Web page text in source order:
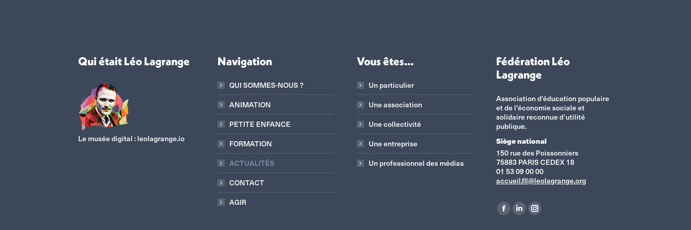
Qui était Léo Lagrange
Le musée digital : leolagrange.io
Navigation
QUI SOMMES-NOUS ?
ANIMATION
PETITE ENFANCE
FORMATION
ACTUALITÉS
CONTACT
AGIR
Vous êtes…
Un particulier
Une association
Une collectivité
Une entreprise
Un professionnel des médias
Fédération Léo
Lagrange
Association d'éducation populaire
et de l'économie sociale et
solidaire reconnue d’utilité
publique.
Siège national
150 rue des Poissonniers
75883 PARIS CEDEX 18
01 53 09 00 00
accueil.fll@leolagrange.org
Retrouvez-nous sur :
La
La
La